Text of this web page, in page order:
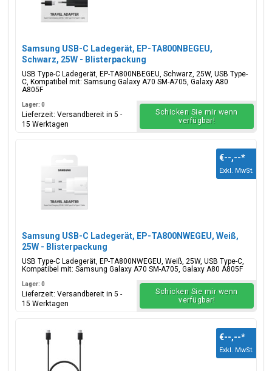
Samsung USB-C Ladegerät, EP-TA800NBEGEU,
Schwarz, 25W - Blisterpackung
USB Type-C Ladegerät, EP-TA800NBEGEU, Schwarz, 25W, USB Type-
C, Kompatibel mit: Samsung Galaxy A70 SM-A705, Galaxy A80
A805F
Lager: 0
Lieferzeit: Versandbereit in 5 -
15 Werktagen
Schicken Sie mir wenn
verfügbar!
Samsung USB-C Ladegerät, EP-TA800NWEGEU, Weiß,
25W - Blisterpackung
USB Type-C Ladegerät, EP-TA800NWEGEU, Weiß, 25W, USB Type-C,
Kompatibel mit: Samsung Galaxy A70 SM-A705, Galaxy A80 A805F
€--,--*
Exkl. MwSt.
Lager: 0
Lieferzeit: Versandbereit in 5 -
15 Werktagen
Schicken Sie mir wenn
verfügbar!
€--,--*
Exkl. MwSt.